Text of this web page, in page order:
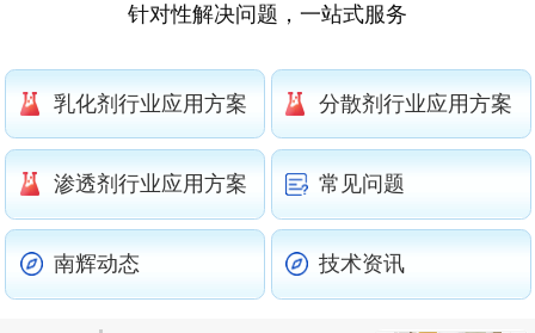
针对性解决问题，一站式服务
乳化剂行业应用方案 分散剂行业应用方案
渗透剂行业应用方案 常见问题
南辉动态 技术资讯